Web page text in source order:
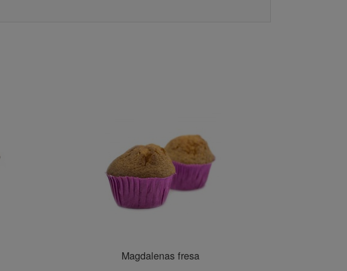
Magdalenas fresa